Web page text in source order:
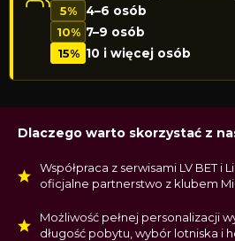
5%
4–6 osób
10% 7–9 osób
15% 10 i więcej osób
Dlaczego warto skorzystać z
Współpraca z serwisami LV BET i
oficjalne partnerstwo z klubem
Możliwość pełnej personalizacji
długość pobytu, wybór lotniska i